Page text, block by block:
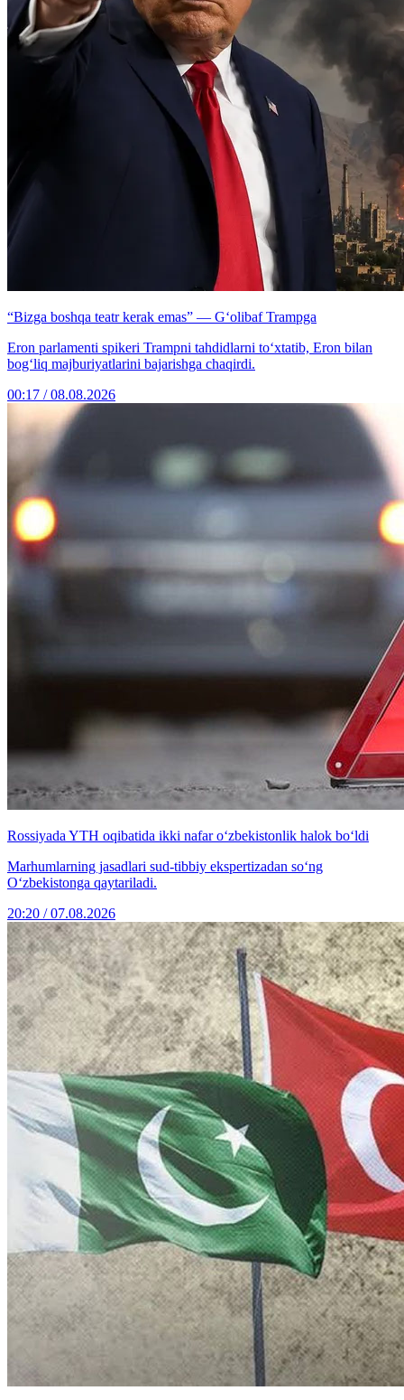
“Bizga boshqa teatr kerak emas” — G‘olibaf Trampga
Eron parlamenti spikeri Trampni tahdidlarni to‘xtatib, Eron bilan
bog‘liq majburiyatlarini bajarishga chaqirdi.
00:17 / 08.08.2026
Rossiyada YTH oqibatida ikki nafar o‘zbekistonlik halok bo‘ldi
Marhumlarning jasadlari sud-tibbiy ekspertizadan so‘ng
O‘zbekistonga qaytariladi.
20:20 / 07.08.2026